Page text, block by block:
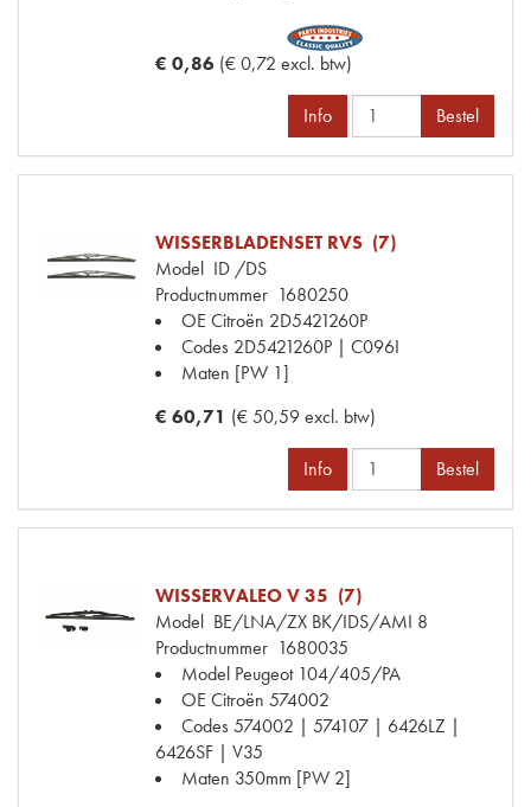
€ 0,86 (€ 0,72 excl. btw)
Info Bestel
WISSERBLADENSET RVS (7)
Model ID /DS
Productnummer 1680250
OE Citroën 2D5421260P
Codes 2D5421260P | C096I
Maten [PW 1]
€ 60,71 (€ 50,59 excl. btw)
Info Bestel
WISSERVALEO V 35 (7)
Model BE/LNA/ZX BK/IDS/AMI 8
Productnummer 1680035
Model Peugeot 104/405/PA
OE Citroën 574002
Codes574002 | 574107 | 6426LZ |
6426SF | V35
Maten 350mm [PW 2]